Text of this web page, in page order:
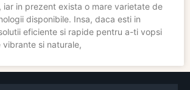
iar in prezent exista o mare varietate de
disponibile. Insa, daca esti in
eficiente si rapide pentru a-ti vopsi
vibrante si naturale,